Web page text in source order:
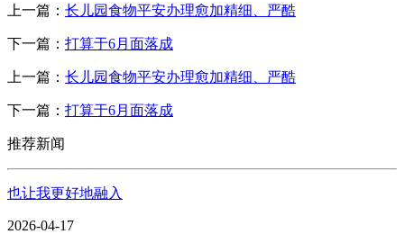
上一篇： 长儿园食物平安办理愈加精细、严酷
下一篇： 打算于6月面落成
上一篇： 长儿园食物平安办理愈加精细、严酷
下一篇： 打算于6月面落成
推荐新闻
也让我更好地融入
2026-04-17